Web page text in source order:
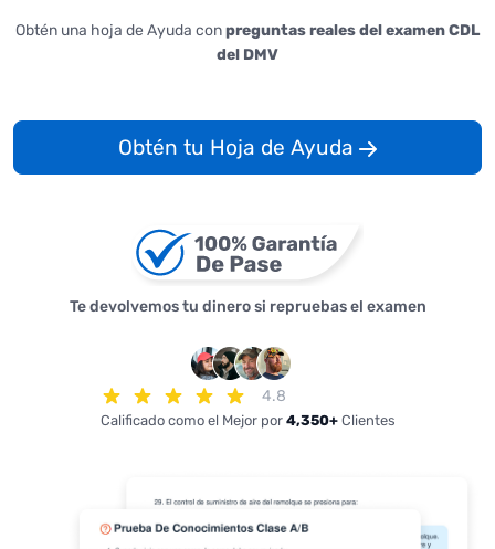
Obtén una hoja de Ayuda conpreguntas reales del examen CDL
del DMV
Obtén tu Hoja de Ayuda
Te devolvemos tu dinero si repruebas el examen
4.8
Calificado como el Mejor por 4,350+Clientes